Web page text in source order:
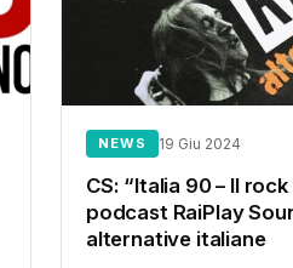
NEWS 19 Giu 2024
CS: “Italia 90 – Il
podcast RaiPlay
alternative italiane